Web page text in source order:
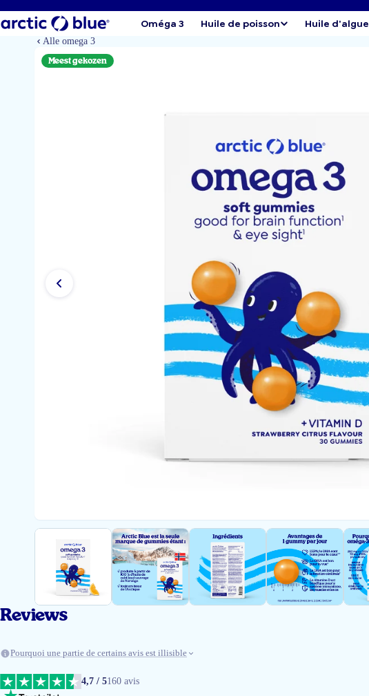
Oméga 3 Huile de poisson Huile
Alle omega 3
Meest gekozen
Reviews
Pourquoi une partie de certains avis est illisible
4,7 / 5160 avis